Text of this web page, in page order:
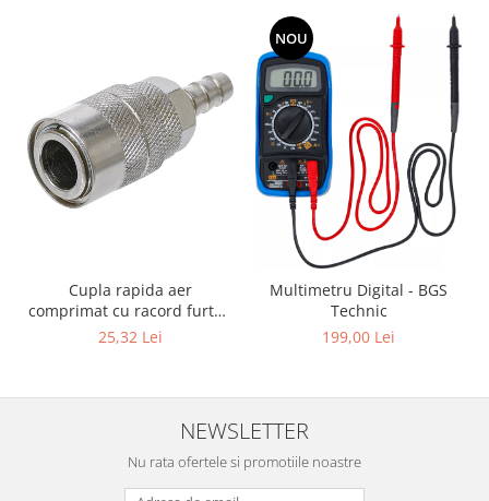
Cupla rapida aer
comprimat cu racord furtun
8 mm (5/16") | SUA / Franta
25,32 Lei
NOU
Multimetru Digital - BGS
Technic
199,00 Lei
NEWSLETTER
Nu rata ofertele si promotiile noastre